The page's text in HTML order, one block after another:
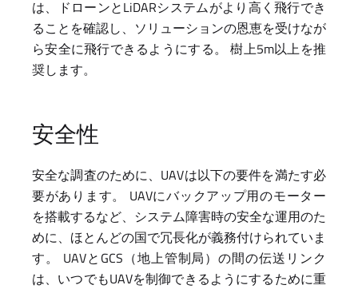
は、ドローンとLiDARシステムがより高く飛行でき
ることを確認し、ソリューションの恩恵を受けなが
ら安全に飛行できるようにする。 樹上5m以上を推
奨します。
安全性
安全な調査のために、UAVは以下の要件を満たす必
要があります。 UAVにバックアップ用のモーター
を搭載するなど、システム障害時の安全な運用のた
めに、ほとんどの国で冗長化が義務付けられていま
す。 UAVとGCS（地上管制局）の間の伝送リンク
は、いつでもUAVを制御できるようにするために重